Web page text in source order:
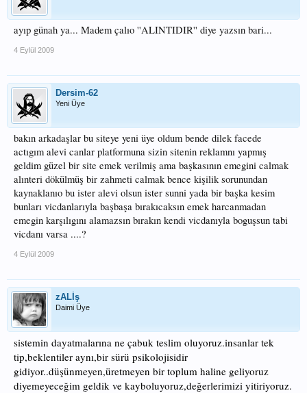
ayıp günah ya... Madem çalıo ''ALINTIDIR'' diye yazsın bari...
4 Eylül 2009
Dersim-62
Yeni Üye
bakın arkadaşlar bu siteye yeni üye oldum bende dilek facede
actıgım alevi canlar platformuna sizin sitenin reklamnı yapmış
geldim güzel bir site emek verilmiş ama başkasının emegini calmak
alınteri dökülmüş bir zahmeti calmak bence kişilik sorunundan
kaynaklanıo bu ister alevi olsun ister sunni yada bir başka kesim
bunları vicdanlarıyla başbaşa bırakıcaksın emek harcanmadan
emegin karşılıgını alamazsın bırakın kendi vicdanıyla boguşsun tabi
vicdanı varsa ....?
4 Eylül 2009
zALİş
Daimi Üye
sistemin dayatmalarına ne çabuk teslim oluyoruz.insanlar tek
tip,beklentiler aynı,bir sürü psikolojisidir
gidiyor..düşünmeyen,üretmeyen bir toplum haline geliyoruz
diyemeyeceğim geldik ve kayboluyoruz,değerlerimizi yitiriyoruz.